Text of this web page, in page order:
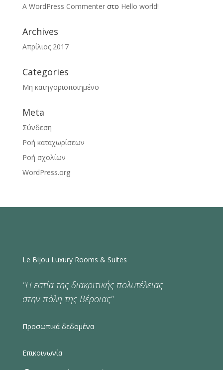
A WordPress Commenterστο Hello world!
Archives
Απρίλιος 2017
Categories
Μη κατηγοριοποιημένο
Meta
Σύνδεση
Ροή καταχωρίσεων
Ροή σχολίων
WordPress.org
Le Bijou Luxury Rooms & Suites
"Η εστία της διακριτικής πολυτέλειας
στην πόλη της Βέροιας"
Προσωπικά δεδομένα
Επικοινωνία